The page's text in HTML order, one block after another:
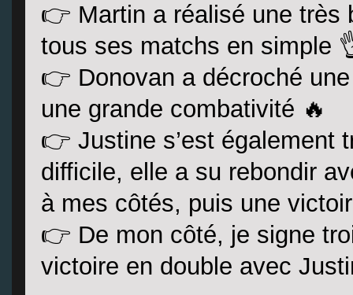
👉 Martin a réalisé une très
tous ses matchs en simple
👉 Donovan a décroché
une grande combativité 🔥
👉 Justine s’est également
difficile, elle a su rebondir
à mes côtés, puis une
👉 De mon côté, je signe
victoire en double avec